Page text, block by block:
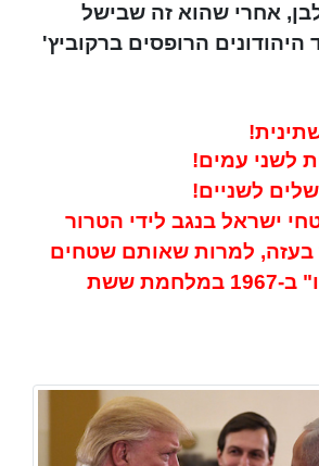
אחרי שהוא זה שבישל
הרופסים ברקוביץ'
לשני עמים!
לשניים!
ישראל בנגב לידי הטרור
למרות שאותם שטחים
לא "נכבשו" ב-1967 במלחמת ששת